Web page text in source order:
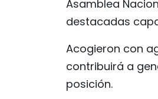
Asamblea
destacadas
Acogieron con
contribuirá a
posición.